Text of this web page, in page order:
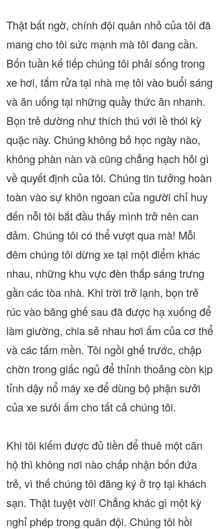
Thật bất ngờ, chính đội quân nhỏ của tôi đã
mang cho tôi sức mạnh mà tôi đang cần.
Bốn tuần kế tiếp chúng tôi phải sống trong
xe hơi, tắm rửa tại nhà mẹ tôi vào buổi sáng
và ăn uống tại những quầy thức ăn nhanh.
Bọn trẻ dường như thích thú với lề thói kỳ
quặc này. Chúng không bỏ học ngày nào,
không phàn nàn và cũng chẳng hạch hỏi gì
về quyết định của tôi. Chúng tin tưởng hoàn
toàn vào sự khôn ngoan của người chỉ huy
đến nỗi tôi bắt đầu thấy mình trở nên can
đảm. Chúng tôi có thể vượt qua mà! Mỗi
đêm chúng tôi dừng xe tại một điểm khác
nhau, những khu vực đèn thắp sáng trưng
gần các tòa nhà. Khi trời trở lạnh, bọn trẻ
rúc vào băng ghế sau đã được hạ xuống để
làm giường, chia sẻ nhau hơi ấm của cơ thể
và các tấm mền. Tôi ngồi ghế trước, chập
chờn trong giấc ngủ để thỉnh thoảng còn kịp
tỉnh dậy nổ máy xe để dùng bộ phận sưởi
của xe sưỏi ấm cho tất cả chúng tôi.
Khi tôi kiếm được đủ tiền để thuê một căn
hộ thì không nơi nào chấp nhận bốn đứa
trẻ, vì thế chúng tôi đăng ký ở trọ tại khách
sạn. Thật tuyệt vời! Chẳng khác gì một kỳ
nghỉ phép trong quân đội. Chúng tôi hồi